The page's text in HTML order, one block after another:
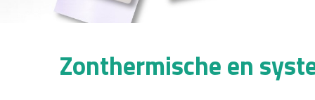
Zonthermische en